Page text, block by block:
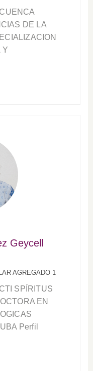
DE LA
Y
Geycell
AGREGADO 1
SPÍRITUS
EN
Perfil